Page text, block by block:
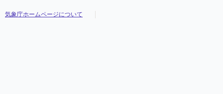
気象庁ホームページについて